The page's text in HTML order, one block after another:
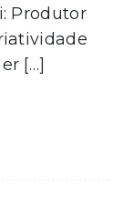
Produtor
[…]